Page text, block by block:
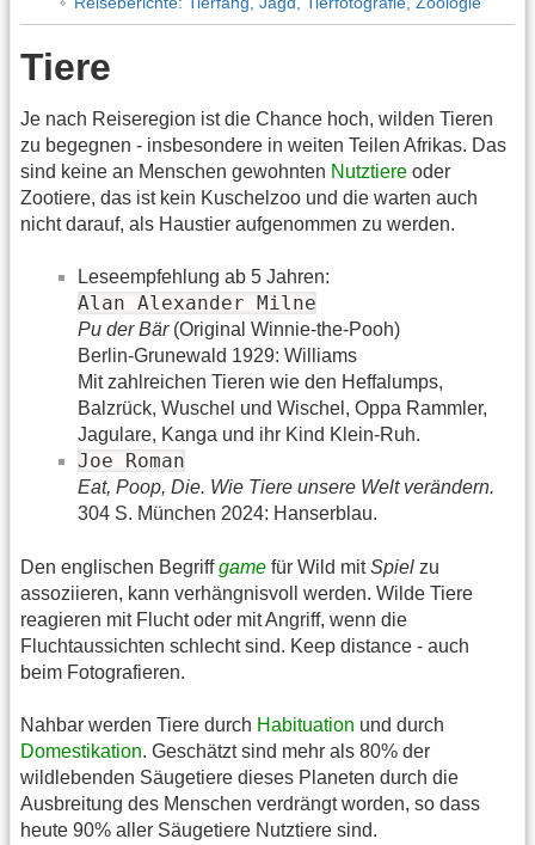
Tiere
Je nach Reiseregion ist die Chance hoch, wilden Tieren
zu begegnen - insbesondere in weiten Teilen Afrikas. Das
sind keine an Menschen gewohnten Nutztiere oder
Zootiere, das ist kein Kuschelzoo und die warten auch
nicht darauf, als Haustier aufgenommen zu werden.
Leseempfehlung ab 5 Jahren:
Alan Alexander Milne
Pu der Bär(Original Winnie-the-Pooh)
Berlin-Grunewald 1929: Williams
Mit zahlreichen Tieren wie den Heffalumps,
Balzrück, Wuschel und Wischel, Oppa Rammler,
Jagulare, Kanga und ihr Kind Klein-Ruh.
Joe Roman
Eat, Poop, Die. Wie Tiere unsere Welt verändern.
304 S. München 2024: Hanserblau.
Den englischen Begriffgame für Wild mitSpiel zu
assoziieren, kann verhängnisvoll werden. Wilde Tiere
reagieren mit Flucht oder mit Angriff, wenn die
Fluchtaussichten schlecht sind. Keep distance - auch
beim Fotografieren.
Nahbar werden Tiere durch Habituation und durch
Domestikation. Geschätzt sind mehr als 80% der
wildlebenden Säugetiere dieses Planeten durch die
Ausbreitung des Menschen verdrängt worden, so dass
heute 90% aller Säugetiere Nutztiere sind.